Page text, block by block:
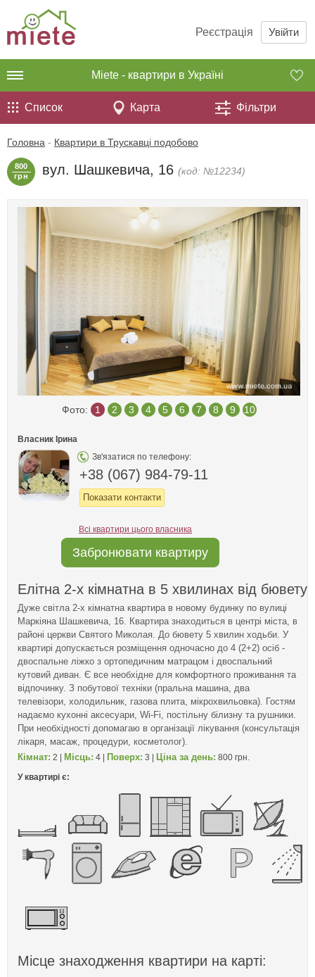
Реєстрація Увійти
Miete - квартири в Україні
Список Карта Фільтри
Головна - Квартири в Трускавці подобово
800
грн
вул. Шашкевича, 16 (код: №12234)
Фото: 1 2 3 4 5 6 7 8 9 10
Власник Ірина
Зв'язатися по телефону:
+38 (067) 984-79-11
Показати контакти
Всі квартири цього власника
Забронювати квартиру
Елітна 2-х кімнатна в 5 хвилинах від бювету
Дуже світла 2-х кімнатна квартира в новому будинку по вулиці
Маркіяна Шашкевича, 16. Квартира знаходиться в центрі міста, в
районі церкви Святого Миколая. До бювету 5 хвилин ходьби. У
квартирі допускається розміщення одночасно до 4 (2+2) осіб -
двоспальне ліжко з ортопедичним матрацом і двоспальний
кутовий диван. Є все необхідне для комфортного проживання та
відпочинку. З побутової техніки (пральна машина, два
телевізори, холодильник, газова плита, мікрохвильовка). Гостям
надаємо кухонні аксесуари, Wi-Fi, постільну білизну та рушники.
При необхідності допомагаю в організації лікування (консультація
лікаря, масаж, процедури, косметолог).
Кімнат: 2 | Місць: 4 | Поверх: 3 | Ціна за день: 800 грн.
У квартирі є:
Місце знаходження квартири на карті: